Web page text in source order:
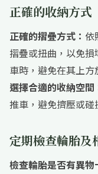
正確的收納方式
正確的摺疊方式： 依
摺疊或扭曲，以免損
車時，避免在其上
選擇合適的收納空間
推車，避免擠壓或碰
定期檢查輪胎及
檢查輪胎是否有異物